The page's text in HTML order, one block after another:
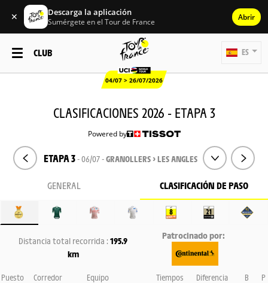
✕ Descarga la aplicación
Sumérgete en el Tour de France Abrir
CLUB
04/07 > 26/07/2026
ES
CLASIFICACIONES 2026 - ETAPA 3
Powered by
ETAPA 3- 06/07 -GRANOLLERS > LES ANGLES
GENERAL CLASIFICACIÓN DE PASO
Distancia total recorrida : 195.9
km
Patrocinado por:
Puesto Corredor Equipo Tiempos Diferencia B P